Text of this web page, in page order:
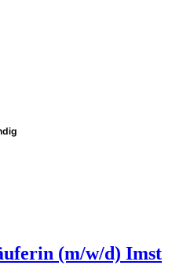
(m/w/d) Imst